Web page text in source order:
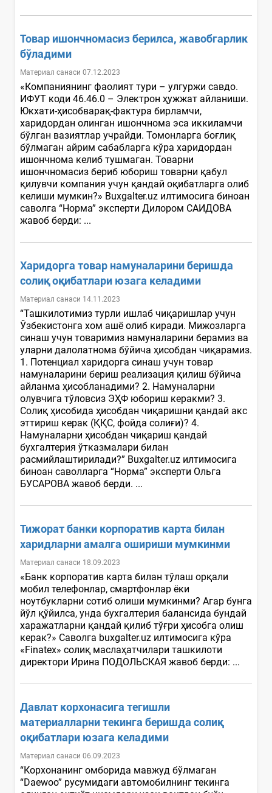
Товар ишончномасиз берилса, жавобгарлик
бўладими
Материал санаси 07.12.2023
«Компаниянинг фаолият тури – улгуржи савдо.
ИФУТ коди 46.46.0 – Электрон ҳужжат айланиши.
Юкхати-ҳисобварақ-фактура бирламчи,
харидордан олинган ишончнома эса иккиламчи
бўлган вазиятлар учрайди. Томонларга боғлиқ
бўлмаган айрим сабабларга кўра харидордан
ишончнома келиб тушмаган. Товарни
ишончномасиз бериб юбориш товарни қабул
қилувчи компания учун қандай оқибатларга олиб
келиши мумкин?» Buxgalter.uz илтимосига биноан
саволга “Норма” эксперти Дилором САИДОВА
жавоб берди: ...
Харидорга товар намуналарини беришда
солиқ оқибатлари юзага келадими
Материал санаси 14.11.2023
“Ташкилотимиз турли ишлаб чиқаришлар учун
Ўзбекистонга хом ашё олиб киради. Мижозларга
синаш учун товаримиз намуналарини берамиз ва
уларни далолатнома бўйича ҳисобдан чиқарамиз.
1. Потенциал харидорга синаш учун товар
намуналарини бериш реализация қилиш бўйича
айланма ҳисобланадими? 2. Намуналарни
олувчига тўловсиз ЭҲФ юбориш керакми? 3.
Солиқ ҳисобида ҳисобдан чиқаришни қандай акс
эттириш керак (ҚҚС, фойда солиғи)? 4.
Намуналарни ҳисобдан чиқариш қандай
бухгалтерия ўтказмалари билан
расмийлаштирилади?” Buxgalter.uz илтимосига
биноан саволларга “Норма” эксперти Ольга
БУСАРОВА жавоб берди. ...
Тижорат банки корпоратив карта билан
харидларни амалга ошириши мумкинми
Материал санаси 18.09.2023
«Банк корпоратив карта билан тўлаш орқали
мобил телефонлар, смартфонлар ёки
ноутбукларни сотиб олиши мумкинми? Агар бунга
йўл қўйилса, унда бухгалтерия балансида бундай
харажатларни қандай қилиб тўғри ҳисобга олиш
керак?» Саволга buxgalter.uz илтимосига кўра
«Finatex» солиқ маслаҳатчилари ташкилоти
директори Ирина ПОДОЛЬСКАЯ жавоб берди: ...
Давлат корхонасига тегишли
материалларни текинга беришда солиқ
оқибатлари юзага келадими
Материал санаси 06.09.2023
“Корхонанинг омборида мавжуд бўлмаган
“Daewoo” русумидаги автомобилнинг текинга